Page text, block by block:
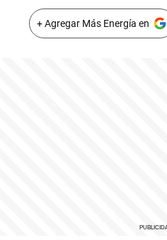
+ Agregar Más Energía en